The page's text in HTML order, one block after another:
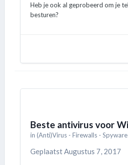
https://www.google.nl/amp/s/
p/review/amazon-echo-dot/
apparaat is gemaakt door
een tijdje in de woonkamer.
spelen thuis.
Heb je ook al geprobeerd om je
besturen?
Beste antivirus voor
in (Anti)Virus - Firewalls - Spyware
GeplaatstAugustus 7, 2017